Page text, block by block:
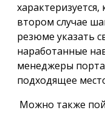
втором случае
резюме указать
наработанные
менеджеры
подходящее
Можно также